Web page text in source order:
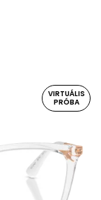
VIRTUÁLIS
PRÓBA